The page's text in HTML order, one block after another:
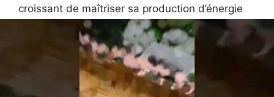
croissant de maîtriser sa production d’énergie
dans un contexte où la volatilité des prix de
l’électricité est accentuée. Pour un panorama
complet des bénéfices et des retours
d’expérience, consultezQuelle Energie
Economie d’Énergie.